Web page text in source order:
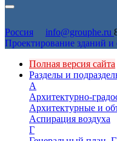
Россия info@grouphe.ru
Проектирование зданий
Полная версия сайта
Разделы и
А
Архитектурно-
Архитектурные и
Аспирация воздуха
Г